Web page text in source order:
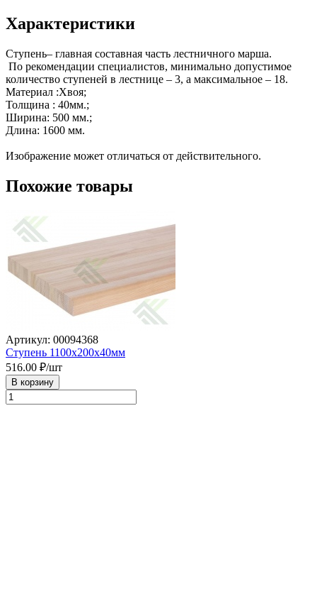
Характеристики
Ступень– главная составная часть лестничного марша.
количество ступеней в лестнице – 3, а максимальное – 18.
Материал :Хвоя;
Толщина : 40мм.;
Ширина: 500 мм.;
Длина: 1600 мм.
Изображение может отличаться от действительного.
Похожие товары
Артикул: 00094368
Ступень 1100х200х40мм
516.00 ₽/шт
В корзину